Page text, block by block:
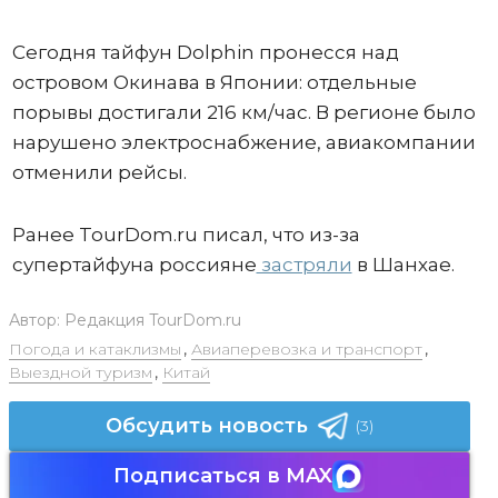
Сегодня тайфун Dolphin пронесся над
островом Окинава в Японии: отдельные
порывы достигали 216 км/час. В регионе было
нарушено электроснабжение, авиакомпании
отменили рейсы.
Ранее TourDom.ru писал, что из-за
супертайфуна россияне застряли в Шанхае.
Автор: Редакция TourDom.ru
Погода и катаклизмы , Авиаперевозка и транспорт,
Выездной туризм , Китай
Обсудить новость (3)
Подписаться в MAX